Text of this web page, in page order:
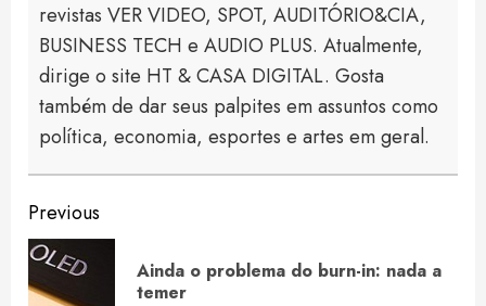
revistas VER VIDEO, SPOT, AUDITÓRIO&CIA,
BUSINESS TECH e AUDIO PLUS. Atualmente,
dirige o site HT & CASA DIGITAL. Gosta
também de dar seus palpites em assuntos como
política, economia, esportes e artes em geral.
Continue
Reading
Previous
Ainda o problema do burn-in: nada a
temer